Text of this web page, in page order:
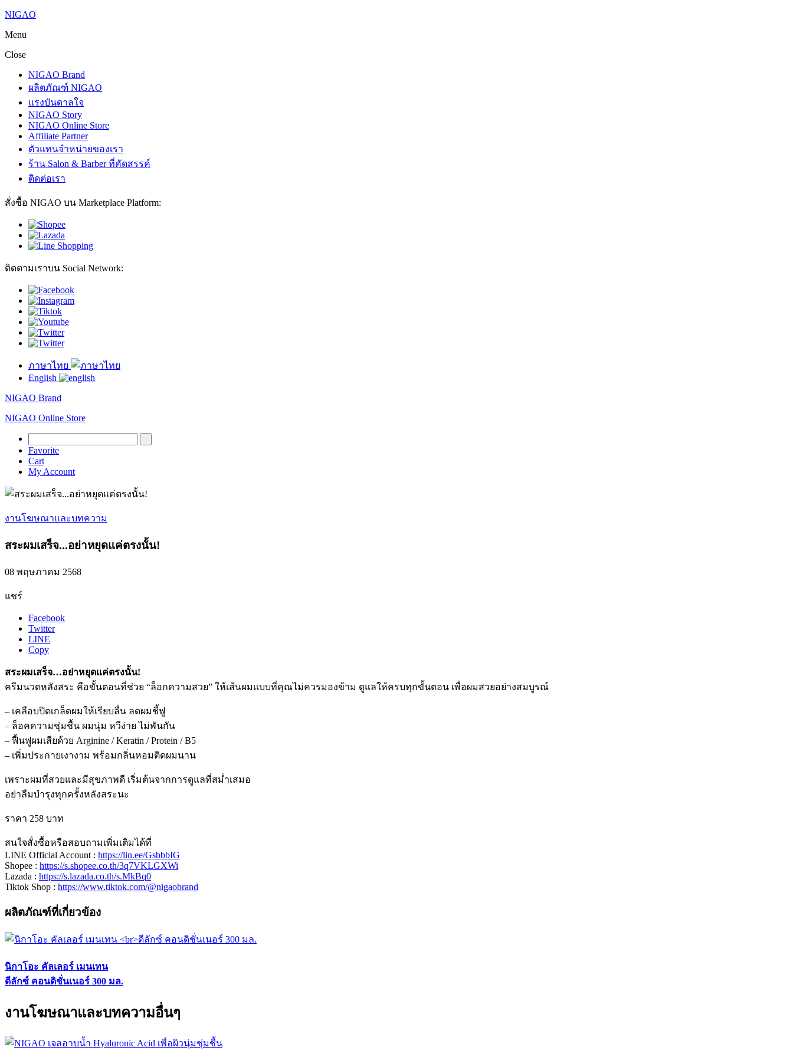
NIGAO
Menu
Close
NIGAO Brand
ผลิตภัณฑ์ NIGAO
แรงบันดาลใจ
NIGAO Story
NIGAO Online Store
Affiliate Partner
ตัวแทนจำหน่ายของเรา
ร้าน Salon & Barber ที่คัดสรรค์
ติดต่อเรา
สั่งซื้อ NIGAO บน Marketplace Platform:
ติดตามเราบน Social Network:
ภาษาไทย
English
NIGAO Brand
NIGAO Online Store
Favorite
Cart
My Account
งานโฆษณาและบทความ
สระผมเสร็จ...อย่าหยุดแค่ตรงนั้น!
08 พฤษภาคม 2568
แชร์
Facebook
Twitter
LINE
Copy
สระผมเสร็จ…อย่าหยุดแค่ตรงนั้น!
ครีมนวดหลังสระ คือขั้นตอนที่ช่วย “ล็อกความสวย” ให้เส้นผมแบบที่คุณไม่ควรมองข้าม ดูแลให้ครบทุกขั้นตอน เพื่อผมสวยอย่างสมบูรณ์
– เคลือบปิดเกล็ดผมให้เรียบลื่น ลดผมชี้ฟู
– ล็อคความชุ่มชื้น ผมนุ่ม หวีง่าย ไม่พันกัน
– ฟื้นฟูผมเสียด้วย Arginine / Keratin / Protein / B5
– เพิ่มประกายเงางาม พร้อมกลิ่นหอมติดผมนาน
เพราะผมที่สวยและมีสุขภาพดี เริ่มต้นจากการดูแลที่สม่ำเสมอ
อย่าลืมบำรุงทุกครั้งหลังสระนะ
ราคา 258 บาท
สนใจสั่งซื้อหรือสอบถามเพิ่มเติมได้ที่
LINE Official Account : https://lin.ee/GsbbbIG
Shopee : https://s.shopee.co.th/3q7VKLGXWi
Lazada : https://s.lazada.co.th/s.MkBq0
Tiktok Shop : https://www.tiktok.com/@nigaobrand
ผลิตภัณฑ์ที่เกี่ยวข้อง
นิกาโอะ คัลเลอร์ เมนเทน
ดีลักซ์ คอนดิชั่นเนอร์ 300 มล.
งานโฆษณาและบทความอื่นๆ